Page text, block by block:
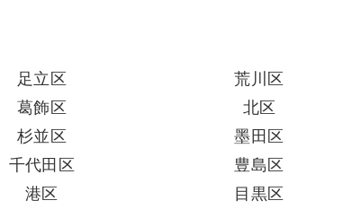
足立区 荒川区
葛飾区 北区
杉並区 墨田区
千代田区 豊島区
港区 目黒区